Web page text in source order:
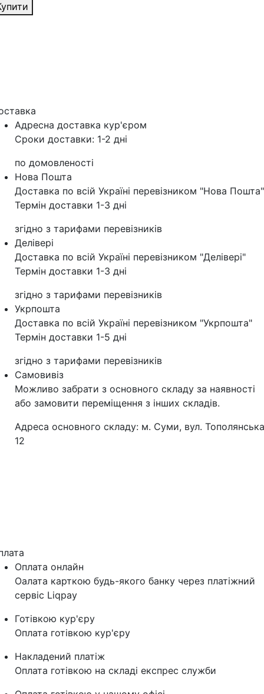
Адресна доставка кур'‎єром
Сроки доставки: 1-2 дні
по домовленості
Нова Пошта
Доставка по всій Україні перевізником "Нова Пошта"
Термін доставки 1-3 дні
згідно з тарифами перевізників
Делівері
Доставка по всій Україні перевізником "Делівері"
Термін доставки 1-3 дні
згідно з тарифами перевізників
Укрпошта
Доставка по всій Україні перевізником "Укрпошта"
Термін доставки 1-5 дні
згідно з тарифами перевізників
Самовивіз
Можливо забрати з основного складу за наявності
або замовити переміщення з інших складів.
Адреса основного складу: м. Суми, вул.
12
Оплата онлайн
Оалата карткою будь-якого банку через платіжний
сервіс Liqpay
Готівкою кур'єру
Оплата готівкою кур'єру
Накладений платіж
Оплата готівкою на складі експрес служби